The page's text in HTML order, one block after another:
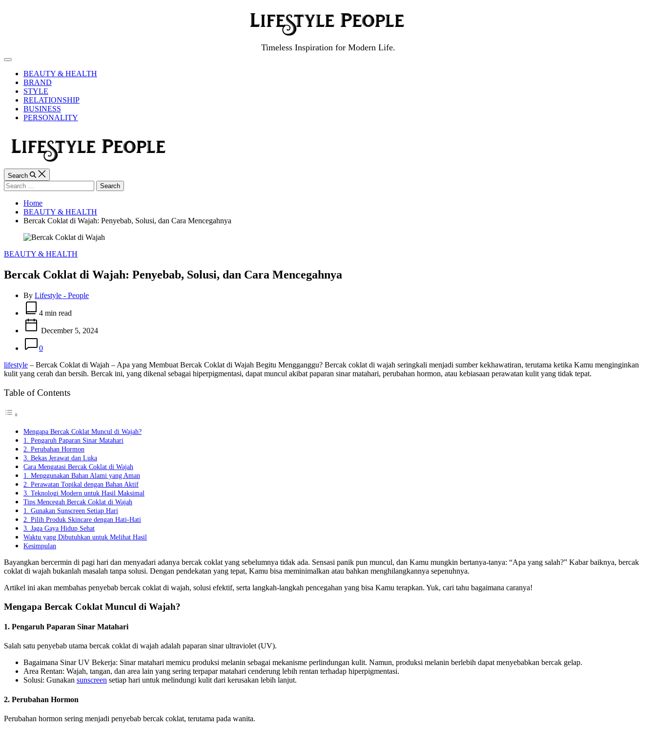
Timeless Inspiration for Modern Life.
Off
CanvasBEAUTY & HEALTH
BRAND
STYLE
RELATIONSHIP
BUSINESS
PERSONALITY
Search
Search
for:
Home
BEAUTY & HEALTH
Bercak Coklat di Wajah: Penyebab, Solusi, dan Cara Mencegahnya
Categories
BEAUTY & HEALTH
Bercak Coklat di Wajah: Penyebab, Solusi, dan Cara Mencegahnya
By Lifestyle - People
Estimated
read
time
4 min read
December 5, 2024
0
lifestyle – Bercak Coklat di Wajah – Apa yang Membuat Bercak Coklat di Wajah Begitu Mengganggu? Bercak coklat di wajah seringkali menjadi sumber kekhawatiran, terutama ketika Kamu menginginkan
kulit yang cerah dan bersih. Bercak ini, yang dikenal sebagai hiperpigmentasi, dapat muncul akibat paparan sinar matahari, perubahan hormon, atau kebiasaan perawatan kulit yang tidak tepat.
Table of Contents
Mengapa Bercak Coklat Muncul di Wajah?
1. Pengaruh Paparan Sinar Matahari
2. Perubahan Hormon
3. Bekas Jerawat dan Luka
Cara Mengatasi Bercak Coklat di Wajah
1. Menggunakan Bahan Alami yang Aman
2. Perawatan Topikal dengan Bahan Aktif
3. Teknologi Modern untuk Hasil Maksimal
Tips Mencegah Bercak Coklat di Wajah
1. Gunakan Sunscreen Setiap Hari
2. Pilih Produk Skincare dengan Hati-Hati
3. Jaga Gaya Hidup Sehat
Waktu yang Dibutuhkan untuk Melihat Hasil
Kesimpulan
Bayangkan bercermin di pagi hari dan menyadari adanya bercak coklat yang sebelumnya tidak ada. Sensasi panik pun muncul, dan Kamu mungkin bertanya-tanya: “Apa yang salah?” Kabar baiknya, bercak
coklat di wajah bukanlah masalah tanpa solusi. Dengan pendekatan yang tepat, Kamu bisa meminimalkan atau bahkan menghilangkannya sepenuhnya.
Artikel ini akan membahas penyebab bercak coklat di wajah, solusi efektif, serta langkah-langkah pencegahan yang bisa Kamu terapkan. Yuk, cari tahu bagaimana caranya!
Mengapa Bercak Coklat Muncul di Wajah?
1. Pengaruh Paparan Sinar Matahari
Salah satu penyebab utama bercak coklat di wajah adalah paparan sinar ultraviolet (UV).
Bagaimana Sinar UV Bekerja: Sinar matahari memicu produksi melanin sebagai mekanisme perlindungan kulit. Namun, produksi melanin berlebih dapat menyebabkan bercak gelap.
Area Rentan: Wajah, tangan, dan area lain yang sering terpapar matahari cenderung lebih rentan terhadap hiperpigmentasi.
Solusi: Gunakan sunscreen setiap hari untuk melindungi kulit dari kerusakan lebih lanjut.
2. Perubahan Hormon
Perubahan hormon sering menjadi penyebab bercak coklat, terutama pada wanita.